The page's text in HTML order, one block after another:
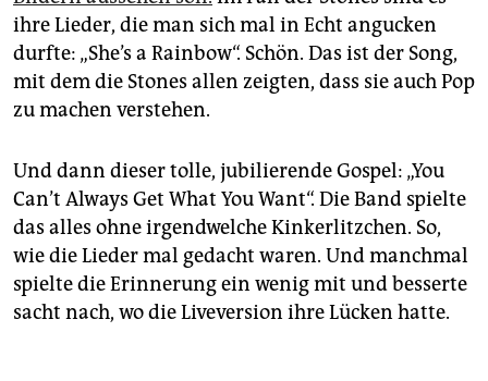
ihre Lieder, die man sich mal in Echt angucken
durfte: „She’s a Rainbow“. Schön. Das ist der Song,
mit dem die Stones allen zeigten, dass sie auch Pop
zu machen verstehen.
Und dann dieser tolle, jubilierende Gospel: „You
Can’t Always Get What You Want“. Die Band spielte
das alles ohne irgendwelche Kinkerlitzchen. So,
wie die Lieder mal gedacht waren. Und manchmal
spielte die Erinnerung ein wenig mit und besserte
sacht nach, wo die Liveversion ihre Lücken hatte.